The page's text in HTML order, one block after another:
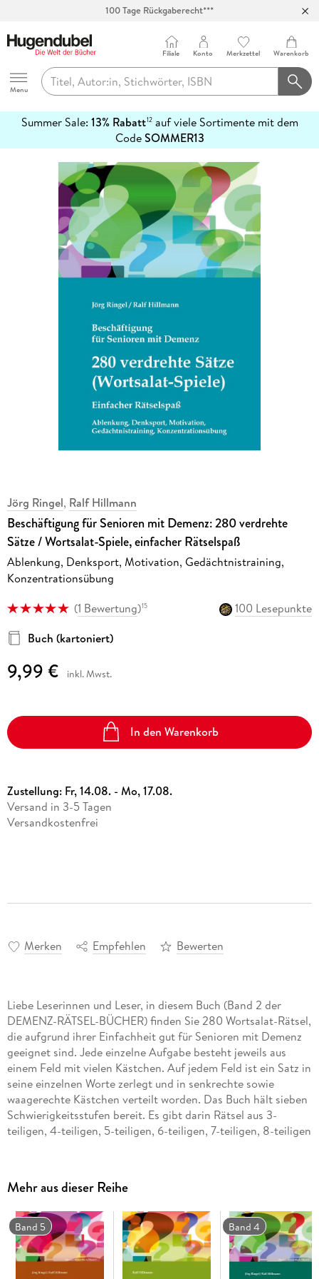
100 Tage Rückgaberecht***
Hugendubel
Menu
Filiale Konto Merkzettel Warenkorb
Summer Sale: 13% Rabatt12auf viele Sortimente mit dem
CodeSOMMER13
erfahren
Jörg Ringel, Ralf Hillmann
Beschäftigung für Senioren mit Demenz: 280 verdrehte
Sätze / Wortsalat-Spiele, einfacher Rätselspaß
Ablenkung, Denksport, Motivation, Gedächtnistraining,
Konzentrationsübung
(1 Bewertung)15
100 Lesepunkte
Buch (kartoniert)
9,99 € inkl. Mwst.
In den Warenkorb
Zustellung: Fr, 14.08. - Mo, 17.08.
Versand in 3-5 Tagen
Versandkostenfrei
Merken Empfehlen Bewerten
Liebe Leserinnen und Leser, in diesem Buch (Band 2 der
DEMENZ-RÄTSEL-BÜCHER) finden Sie 280 Wortsalat-Rätsel,
die aufgrund ihrer Einfachheit gut für Senioren mit Demenz
geeignet sind. Jede einzelne Aufgabe besteht jeweils aus
einem Feld mit vielen Kästchen. Auf jedem Feld ist ein Satz in
seine einzelnen Worte zerlegt und in senkrechte sowie
waagerechte Kästchen verteilt worden. Das Buch hält sieben
Schwierigkeitsstufen bereit. Es gibt darin Rätsel aus 3-
teiligen, 4-teiligen, 5-teiligen, 6-teiligen, 7-teiligen, 8-teiligen
Wortsalat-Rätseln keine bekannten Redewendungen oder
Sprichwörter vor. Allgemein bekannte Sprichwort-Rätsel
werden eher aus der Erinnerung heraus gelöst und nicht über
das konzentrierte Ermitteln einer sinnvollen Wortreihenfolge.
Die Wortsalat-Rätsel dieses Buches erfordern mehr
Kombinationsgeschick.
Mehr aus dieser Reihe
Band 5 Band 4